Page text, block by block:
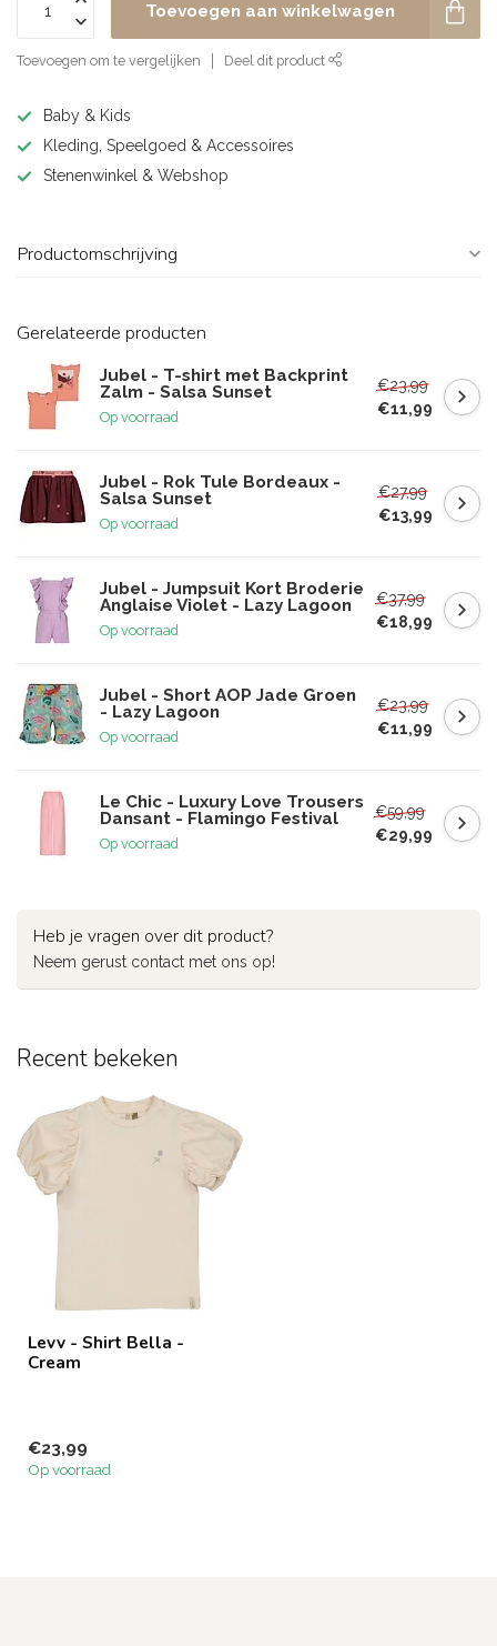
Toevoegen aan winkelwagen
Toevoegen om te vergelijken Deel dit product
Baby & Kids
Kleding, Speelgoed & Accessoires
Stenenwinkel & Webshop
Productomschrijving
Gerelateerde producten
Jubel - T-shirt met Backprint
Zalm - Salsa Sunset
Op voorraad
€23,99
€11,99
Jubel - Rok Tule Bordeaux -
Salsa Sunset
Op voorraad
€27,99
€13,99
Jubel - Jumpsuit Kort Broderie
Anglaise Violet - Lazy Lagoon
Op voorraad
€37,99
€18,99
Jubel - Short AOP Jade Groen
- Lazy Lagoon
Op voorraad
€23,99
€11,99
Le Chic - Luxury Love Trousers
Dansant - Flamingo Festival
Op voorraad
€59,99
€29,99
Heb je vragen over dit product?
Neem gerust contact met ons op!
Recent bekeken
Levv - Shirt Bella -
Cream
€23,99
Op voorraad